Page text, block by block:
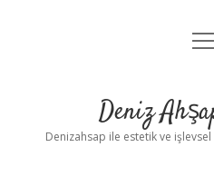
Yasal
Deniz
Denizahsap ile estetik ve